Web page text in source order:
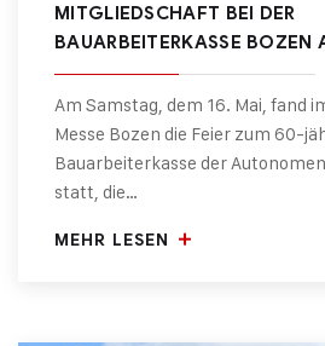
MITGLIEDSCHAFT BEI DER
BAUARBEITERKASSE BOZEN
Am Samstag, dem 16. Mai, fand
Messe Bozen die Feier zum 60-
Bauarbeiterkasse der
statt, die…
MEHR LESEN